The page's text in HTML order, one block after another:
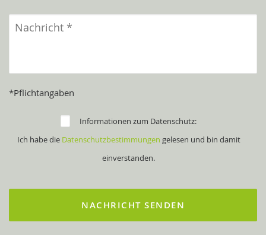
*Pflichtangaben
Informationen zum Datenschutz:
Ich habe die Datenschutzbestimmungen gelesen und bin damit
einverstanden.